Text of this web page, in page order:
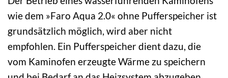
wie dem »Faro Aqua 2.0« ohne Pufferspeicher ist
grundsätzlich möglich, wird aber nicht
empfohlen. Ein Pufferspeicher dient dazu, die
vom Kaminofen erzeugte Wärme zu speichern